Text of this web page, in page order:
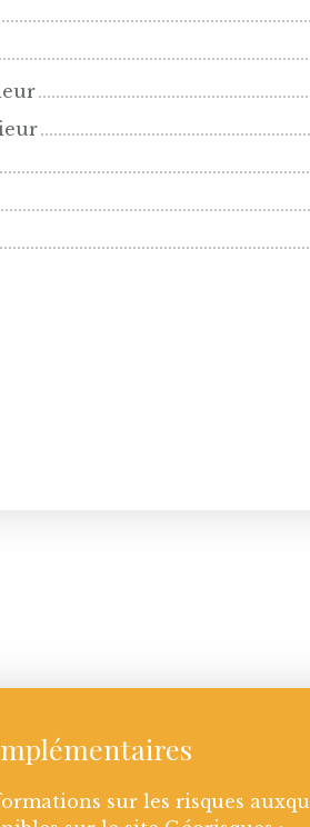
sur les risques